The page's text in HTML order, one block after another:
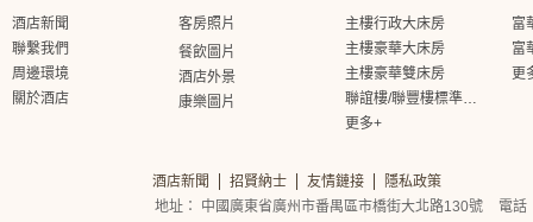
酒店新聞
聯繫我們
周邊環境
關於酒店
客房照片
餐飲圖片
酒店外景
康樂圖片
主樓行政大床房
主樓豪華大床房
主樓豪華雙床房
聯誼樓/聯豐樓標準大床房
更多+
富
富
更
酒店新聞 招賢納士 友情鏈接
隱私政策
地址： 中國廣東省廣州市番禺區市橋街大北路130號
電話